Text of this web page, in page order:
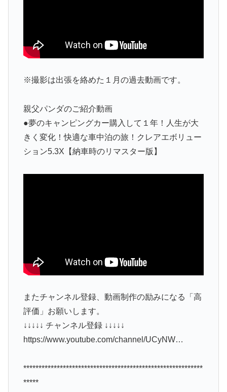
※撮影は出張を絡めた１月の過去動画です。
親父パンダのご紹介動画
●夢のキャンピングカー購入して１年！人生が大
きく変化！快適な車中泊の旅！クレアエボリュー
ション5.3X【納車時のリマスター版】
またチャンネル登録、動画制作の励みになる「高
評価」お願いします。
↓↓↓↓↓ チャンネル登録 ↓↓↓↓↓
https://www.youtube.com/channel/UCyNW…
***********************************************************
*****